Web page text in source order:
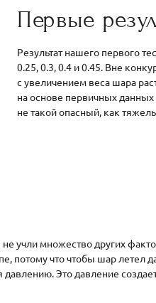
Первые
Результат нашего первого
0.25, 0.3, 0.4 и 0.45. Вне
с увеличением веса шара
на основе первичных
не такой опасный, как
учли множество других
потому что чтобы шар летел
Это давление